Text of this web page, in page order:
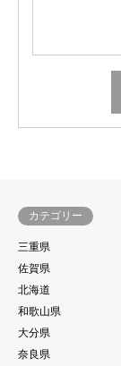
カテゴリー
三重県
佐賀県
北海道
和歌山県
大分県
奈良県